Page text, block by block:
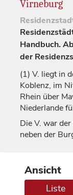
Virneburg
Handbuch.
der
(1) V. liegt in
Koblenz, im
Rhein über
Niederlande
Die V. war
neben der
Ansicht
Liste